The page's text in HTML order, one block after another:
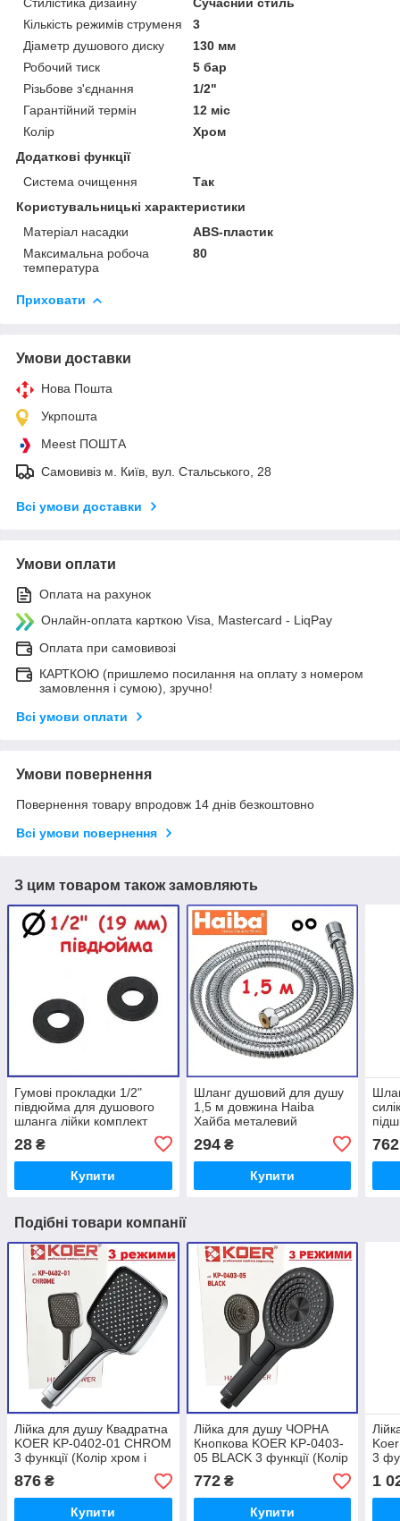
Кількість режимів струменя
3
Діаметр душового диску
130 мм
Робочий тиск
5 бар
Різьбове з'єднання
1/2"
Гарантійний термін
12 міс
Колір
Хром
Додаткові функції
Система очищення
Так
Користувальницькі характеристики
Матеріал насадки
ABS-пластик
Максимальна робоча
температура
80
Приховати
Умови доставки
Нова Пошта
Укрпошта
Meest ПОШТА
Самовивіз м. Київ, вул. Стальського, 28
Всі умови доставки
Умови оплати
Оплата на рахунок
Онлайн-оплата карткою Visa, Mastercard - LiqPay
Оплата при самовивозі
КАРТКОЮ (пришлемо посилання на оплату з номером
замовлення і сумою), зручно!
Всі умови оплати
Умови повернення
Повернення товару впродовж 14 днів безкоштовно
Всі умови повернення
З цим товаром також замовляють
Гумові прокладки 1/2"
півдюйма для душового
шланга лійки комплект
28 ₴
Купити
Шланг душовий для душу
1,5 м довжина Haiba
Хайба металевий
стандартний
294₴
Купити
762
Подібні товари компанії
Лійка для душу Квадратна
KOER KP-0402-01 CHROM
3 функції (Колір хром і
чорний)
876 ₴
Купити
Лійка для душу ЧОРНА
Кнопкова KOER KP-0403-
05 BLACK 3 функції (Колір
чорний)
772₴
Купити
3
1